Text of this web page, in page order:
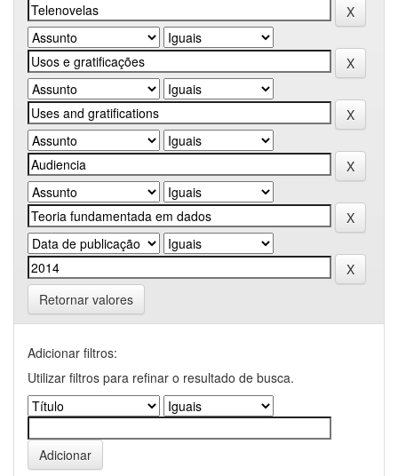
Retornar valores
Adicionar filtros:
Utilizar filtros para refinar o resultado de busca.